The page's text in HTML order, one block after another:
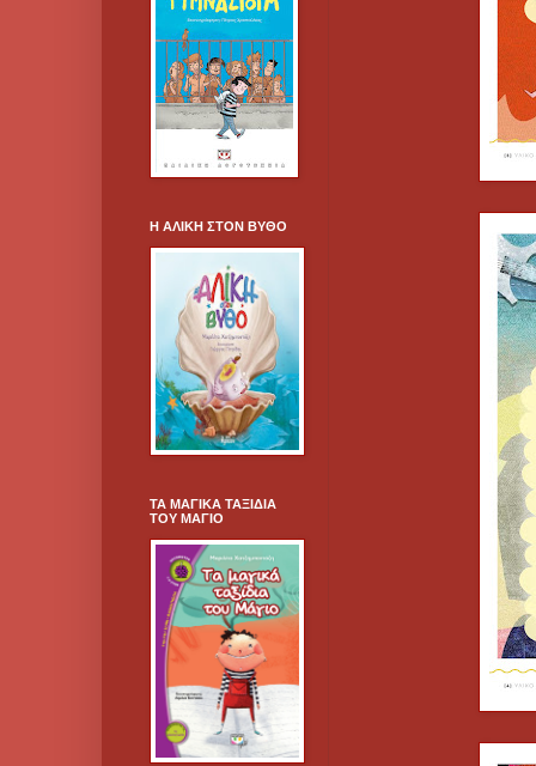
Η ΑΛΙΚΗ ΣΤΟΝ ΒΥΘΟ
ΤΑ ΜΑΓΙΚΑ ΤΑΞΙΔΙΑ
ΤΟΥ ΜΑΓΙΟ